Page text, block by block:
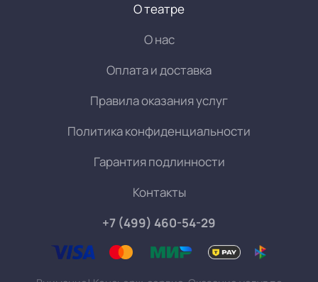
О театре
О нас
Оплата и доставка
Правила оказания услуг
Политика конфиденциальности
Гарантия подлинности
Контакты
+7 (499) 460-54-29